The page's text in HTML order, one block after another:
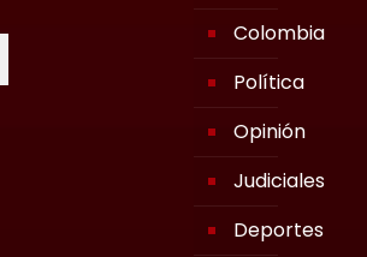
Colombia
Política
Opinión
Judiciales
Deportes